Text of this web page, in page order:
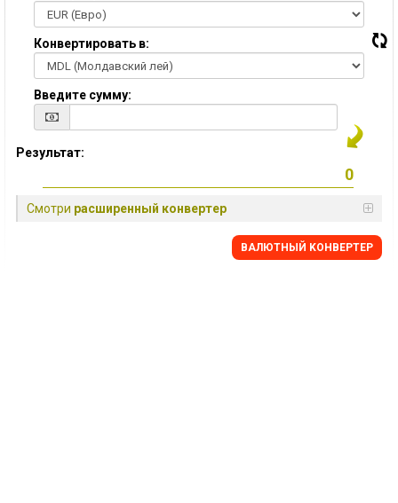
Конвертировать в:
Введите сумму:
Результат:
Смотри расширенный конвертер
BАЛЮТНЫЙ KОНВЕРТЕР